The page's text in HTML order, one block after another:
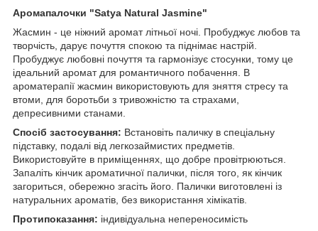
Аромапалочки "Satya Natural Jasmine"
Жасмин - це ніжний аромат літньої ночі. Пробуджує любов та
творчість, дарує почуття спокою та піднімає настрій.
Пробуджує любовні почуття та гармонізує стосунки, тому це
ідеальний аромат для романтичного побачення. В
ароматерапії жасмин використовують для зняття стресу та
втоми, для боротьби з тривожністю та страхами,
депресивними станами.
Спосіб застосування: Встановіть паличку в спеціальну
підставку, подалі від легкозаймистих предметів.
Використовуйте в приміщеннях, що добре провітрюються.
Запаліть кінчик ароматичної палички, після того, як кінчик
загориться, обережно згасіть його. Палички виготовлені із
натуральних ароматів, без використання хімікатів.
Протипоказання: індивідуальна непереносимість